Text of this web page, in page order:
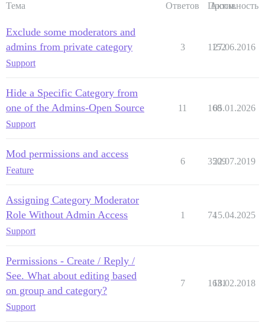
Тема Ответов Просм.
Активность
Exclude some moderators and
admins from private category
Support
3 1152
27.06.2016
Hide a Specific Category from
one of the Admins-Open Source
Support
11 168
05.01.2026
Mod permissions and access
Feature
6 3509
22.07.2019
Assigning Category Moderator
Role Without Admin Access
Support
1 7415.04.2025
Permissions - Create / Reply /
See. What about editing based
on group and category?
Support
7 1631
18.02.2018